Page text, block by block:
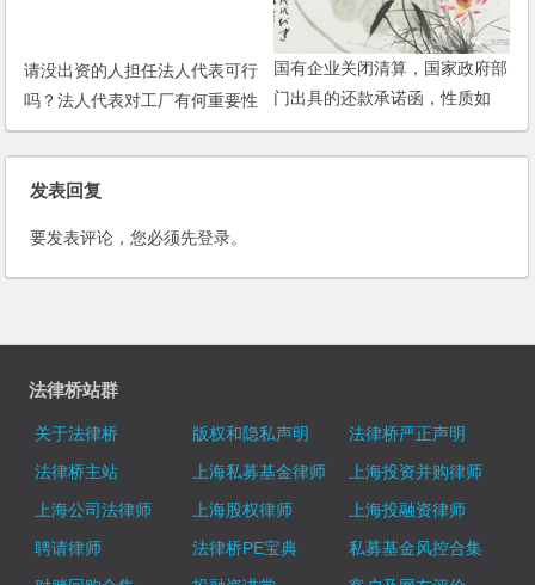
请没出资的人担任法人代表可行
吗？法人代表对工厂有何重要性
及影响性？
国有企业关闭清算，国家政府部
门出具的还款承诺函，性质如
何？
发表回复
要发表评论，您必须先登录
法律桥站群
关于法律桥 版权和隐私声明
法律桥严正声明
法律桥主站
上海私募基金律师
上海投资并购律师
上海公司法律师
上海股权律师
上海投融资律师
聘请律师
法律桥PE宝典
私募基金风控合集